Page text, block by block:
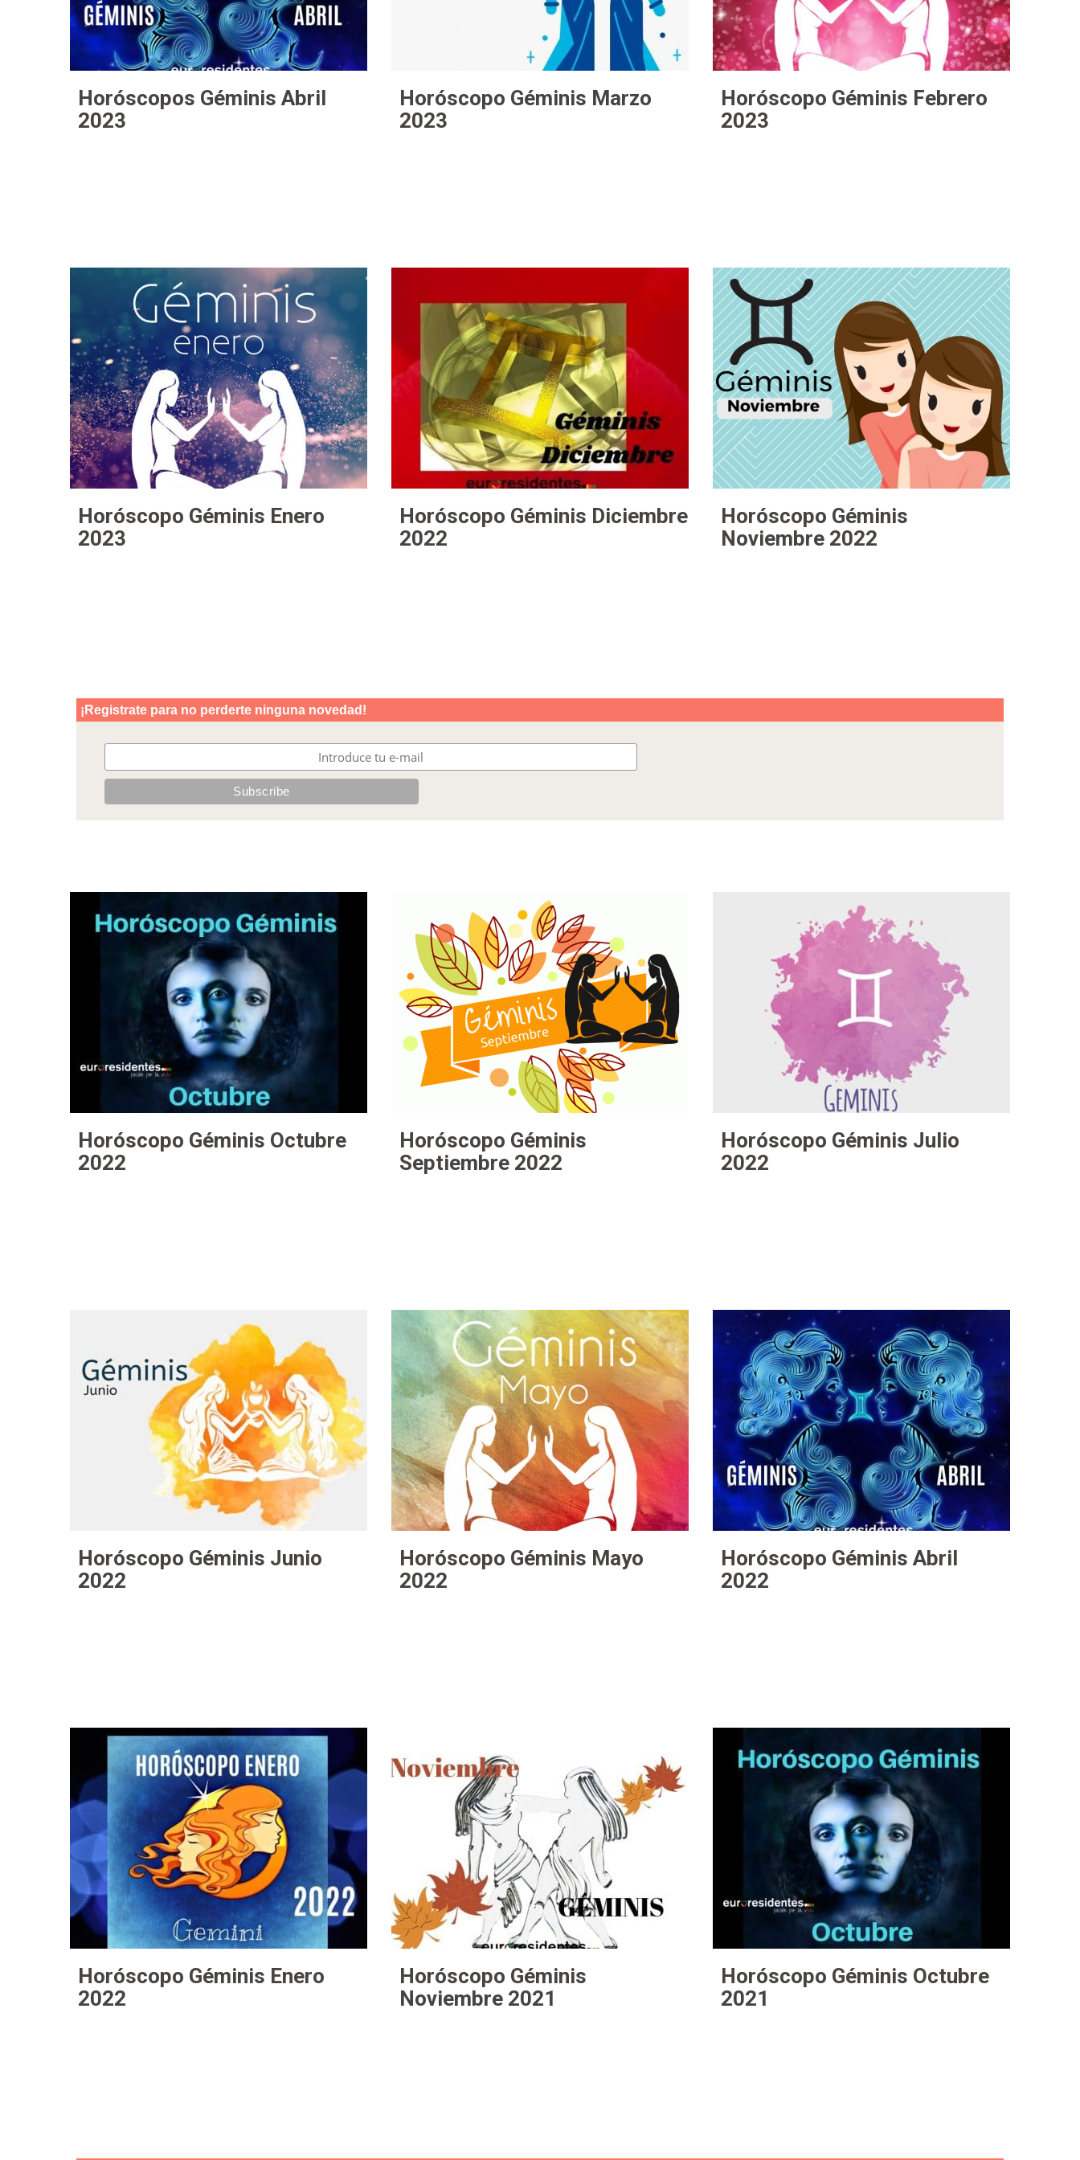
Horóscopos Géminis Abril
2023
Horóscopo Géminis Marzo
2023
Horóscopo Géminis Febrero
2023
Horóscopo Géminis Enero
2023
Horóscopo Géminis Diciembre
2022
Horóscopo Géminis
Noviembre 2022
Horóscopo Géminis Octubre
2022
Horóscopo Géminis
Septiembre 2022
Horóscopo Géminis Julio
2022
Horóscopo Géminis Junio
2022
Horóscopo Géminis Mayo
2022
Horóscopo Géminis Abril
2022
Horóscopo Géminis Enero
2022
Horóscopo Géminis
Noviembre 2021
Horóscopo Géminis Octubre
2021